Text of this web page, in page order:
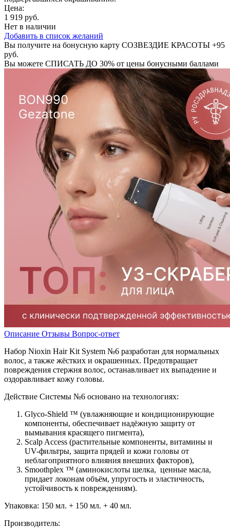
Цена:
1 919 руб.
Нет в наличии
Добавить в список желаний
Вы получите на бонусную карту СОЗВЕЗДИЕ КРАСОТЫ +95
руб.
Вы можете СПИСАТЬ ДО 30% от цены бонусными баллами
Описание Отзывы Вопрос-ответ
Набор Nioxin Hair Kit System №6 разработан для нормальных
волос, а также жёстких и окрашенных. Предотвращает
повреждения стержня волос, останавливает их выпадение и
оздоравливает кожу головы.
Действие Системы №6 основано на технологиях:
Glyco-Shield ™ (увлажняющие и кондиционирующие
компоненты, обеспечивает надёжную защиту от
вымывания красящего пигмента),
Scalp Access (растительные компоненты, витамины и
UV-фильтры, защита прядей и кожи головы от
неблагоприятного влияния внешних факторов),
Smoothplex ™ (аминокислоты шелка, ценные масла,
придает локонам объём, упругость и эластичность,
устойчивость к повреждениям).
Упаковка: 150 мл. + 150 мл. + 40 мл.
Производитель: